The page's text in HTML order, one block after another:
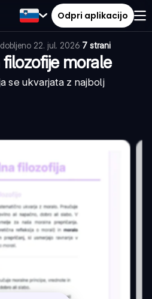
Odpri aplikacijo
22. jul. 2026·7 strani
morale
se ukvarjata z najbolj